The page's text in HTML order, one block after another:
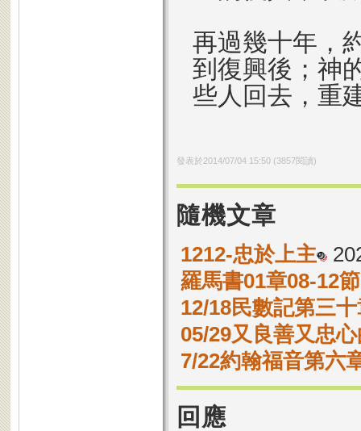
再過幾十年，
到復興後；神
些人回去，重
發表於2014/07/04 15:50(3857閱讀)
隨機文章
1212-忠於上主
羅馬書01章08-12
12/18民數記第三
05/29又良善又忠
7/22約翰福音第六
回應